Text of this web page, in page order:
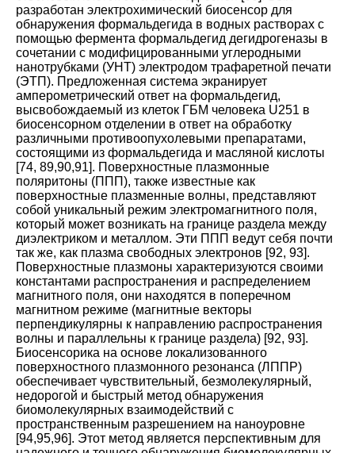
разработан электрохимический биосенсор для
обнаружения формальдегида в водных растворах с
помощью фермента формальдегид дегидрогеназы в
сочетании с модифицированными углеродными
нанотрубками (УНТ) электродом трафаретной печати
(ЭТП). Предложенная система экранирует
амперометрический ответ на формальдегид,
высвобождаемый из клеток ГБМ человека U251 в
биосенсорном отделении в ответ на обработку
различными противоопухолевыми препаратами,
состоящими из формальдегида и масляной кислоты
[74, 89,90,91]. Поверхностные плазмонные
поляритоны (ППП), также известные как
поверхностные плазменные волны, представляют
собой уникальный режим электромагнитного поля,
который может возникать на границе раздела между
диэлектриком и металлом. Эти ППП ведут себя почти
так же, как плазма свободных электронов [92, 93].
Поверхностные плазмоны характеризуются своими
константами распространения и распределением
магнитного поля, они находятся в поперечном
магнитном режиме (магнитные векторы
перпендикулярны к направлению распространения
волны и параллельны к границе раздела) [92, 93].
Биосенсорика на основе локализованного
поверхностного плазмонного резонанса (ЛППР)
обеспечивает чувствительный, безмолекулярный,
недорогой и быстрый метод обнаружения
биомолекулярных взаимодействий с
пространственным разрешением на наноуровне
[94,95,96]. Этот метод является перспективным для